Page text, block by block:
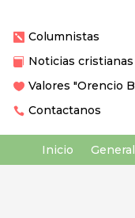
 Columnistas
 Noticias cristianas
 Valores "Orencio
 Contactanos
Inicio General